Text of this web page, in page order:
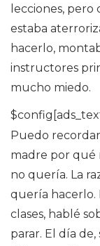
lecciones,
estaba
hacerlo,
instructores
mucho miedo.
Puedo
madre por qué
no quería. La
quería hacerlo.
clases, hablé
parar. El día